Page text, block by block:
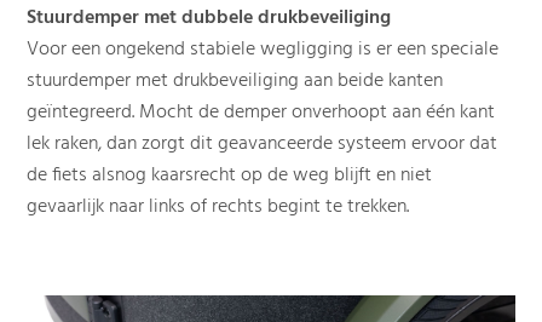
Stuurdemper met dubbele drukbeveiliging
Voor een ongekend stabiele wegligging is er een speciale
stuurdemper met drukbeveiliging aan beide kanten
geïntegreerd. Mocht de demper onverhoopt aan één kant
lek raken, dan zorgt dit geavanceerde systeem ervoor dat
de fiets alsnog kaarsrecht op de weg blijft en niet
gevaarlijk naar links of rechts begint te trekken.